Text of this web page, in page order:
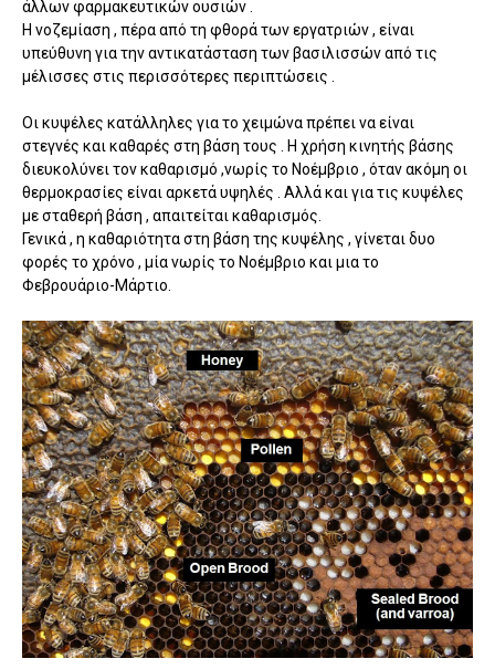
άλλων φαρμακευτικών ουσιών .
Η νοζεμίαση , πέρα από τη φθορά των εργατριών , είναι
υπεύθυνη για την αντικατάσταση των βασιλισσών από τις
μέλισσες στις περισσότερες περιπτώσεις .
Οι κυψέλες κατάλληλες για το χειμώνα πρέπει να είναι
στεγνές και καθαρές στη βάση τους . Η χρήση κινητής βάσης
διευκολύνει τον καθαρισμό ,νωρίς το Νοέμβριο , όταν ακόμη οι
θερμοκρασίες είναι αρκετά υψηλές . Αλλά και για τις κυψέλες
με σταθερή βάση , απαιτείται καθαρισμός.
Γενικά , η καθαριότητα στη βάση της κυψέλης , γίνεται δυο
φορές το χρόνο , μία νωρίς το Νοέμβριο και μια το
Φεβρουάριο-Μάρτιο.